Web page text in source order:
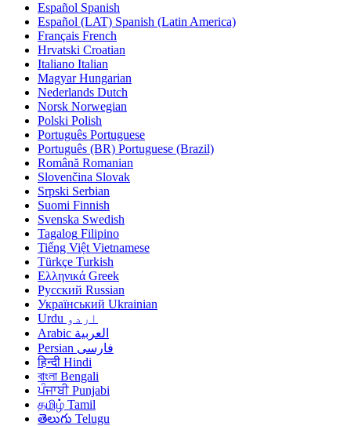
Español Spanish
Español (LAT) Spanish (Latin America)
Français French
Hrvatski Croatian
Italiano Italian
Magyar Hungarian
Nederlands Dutch
Norsk Norwegian
Polski Polish
Português Portuguese
Português (BR) Portuguese (Brazil)
Română Romanian
Slovenčina Slovak
Srpski Serbian
Suomi Finnish
Svenska Swedish
Tagalog Filipino
Tiếng Việt Vietnamese
Türkçe Turkish
Ελληνικά Greek
Русский Russian
Український Ukrainian
اردو Urdu
العربية Arabic
فارسی Persian
हिन्दी Hindi
বাংলা Bengali
ਪੰਜਾਬੀ Punjabi
தமிழ் Tamil
తెలుగు Telugu